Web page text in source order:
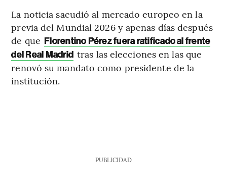
La noticia sacudió al mercado europeo en la
previa del Mundial 2026 y apenas días después
de que Florentino Pérez fuera ratificado al frente
del Real Madrid tras las elecciones en las que
renovó su mandato como presidente de la
institución.
PUBLICIDAD